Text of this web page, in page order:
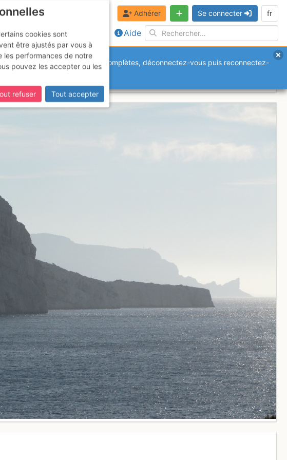
Aide
Adhérer Se connecter fr
manquantes ou incomplètes, déconnectez-vous puis reconnectez-
cookies sont
être ajustés par vous à
les performances de notre
pouvez les accepter ou les
refuser
Tout accepter